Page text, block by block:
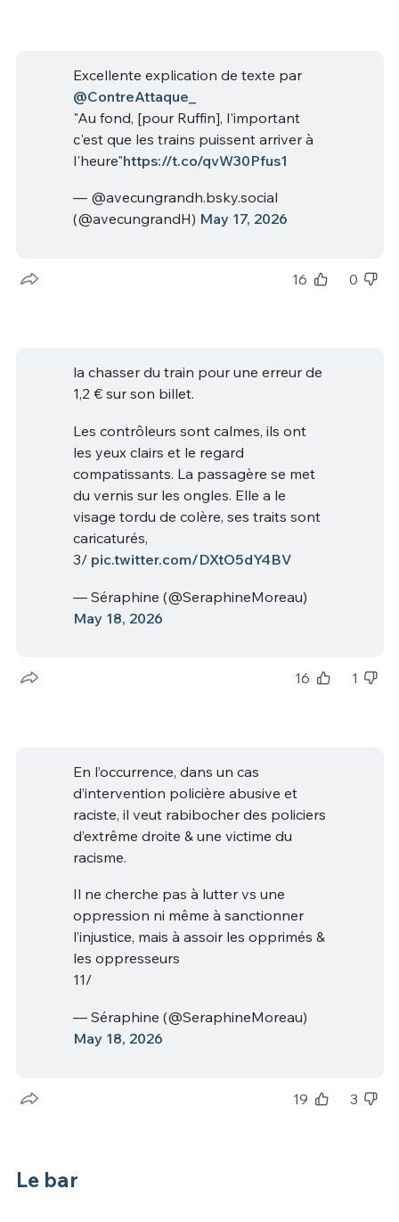
Excellente explication de texte par
@ContreAttaque_
"Au fond, [pour Ruffin], l'important
c'est que les trains puissent arriver à
l'heure"https://t.co/qvW30Pfus1
— @avecungrandh.bsky.social
(@avecungrandH) May 17, 2026
16 0
la chasser du train pour une erreur de
1,2 € sur son billet.
Les contrôleurs sont calmes, ils ont
les yeux clairs et le regard
compatissants. La passagère se met
du vernis sur les ongles. Elle a le
visage tordu de colère, ses traits sont
caricaturés,
3/ pic.twitter.com/DXtO5dY4BV
— Séraphine (@SeraphineMoreau)
May 18, 2026
16 1
En l’occurrence, dans un cas
d’intervention policière abusive et
raciste, il veut rabibocher des policiers
d’extrême droite & une victime du
racisme.
Il ne cherche pas à lutter vs une
oppression ni même à sanctionner
l’injustice, mais à assoir les opprimés &
les oppresseurs
11/
— Séraphine (@SeraphineMoreau)
May 18, 2026
19 3
Le bar